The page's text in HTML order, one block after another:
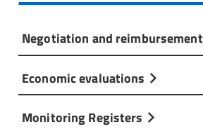
Negotiation and reimbursement
Economic evaluations
Monitoring Registers